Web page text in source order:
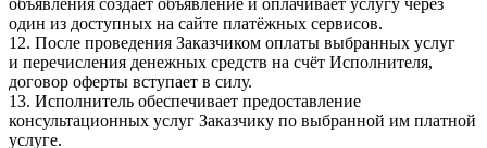
объявления создаёт объявление и оплачивает услугу через
один из доступных на сайте платёжных сервисов.
12. После проведения Заказчиком оплаты выбранных услуг
и перечисления денежных средств на счёт Исполнителя,
договор оферты вступает в силу.
13. Исполнитель обеспечивает предоставление
консультационных услуг Заказчику по выбранной им платной
услуге.